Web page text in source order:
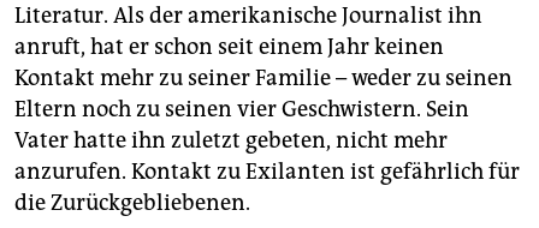
Literatur. Als der amerikanische Journalist ihn
anruft, hat er schon seit einem Jahr keinen
Kontakt mehr zu seiner Familie – weder zu seinen
Eltern noch zu seinen vier Geschwistern. Sein
Vater hatte ihn zuletzt gebeten, nicht mehr
anzurufen. Kontakt zu Exilanten ist gefährlich für
die Zurückgebliebenen.